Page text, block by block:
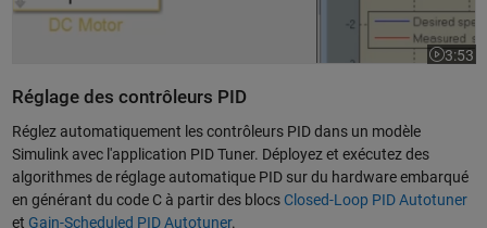
3:53
La
Réglage des contrôleurs PID
Réglez automatiquement les contrôleurs PID dans un modèle
Simulink avec l'application PID Tuner. Déployez et exécutez des
algorithmes de réglage automatique PID sur du hardware embarqué
en générant du code C à partir des blocs Closed-Loop PID Autotuner
et Gain-Scheduled PID Autotuner.